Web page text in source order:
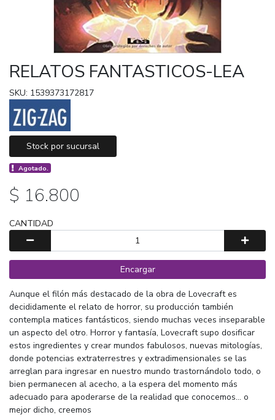
RELATOS FANTASTICOS-LEA
SKU: 1539373172817
Stock por sucursal
Agotado.
$ 16.800
CANTIDAD
Encargar
Aunque el filón más destacado de la obra de Lovecraft es
decididamente el relato de horror, su producción también
contempla matices fantásticos, siendo muchas veces inseparable
un aspecto del otro. Horror y fantasía, Lovecraft supo dosificar
estos ingredientes y crear mundos fabulosos, nuevas mitologías,
donde potencias extraterrestres y extradimensionales se las
arreglan para ingresar en nuestro mundo trastornándolo todo, o
bien permanecen al acecho, a la espera del momento más
adecuado para apoderarse de la realidad que conocemos... o
mejor dicho, creemos